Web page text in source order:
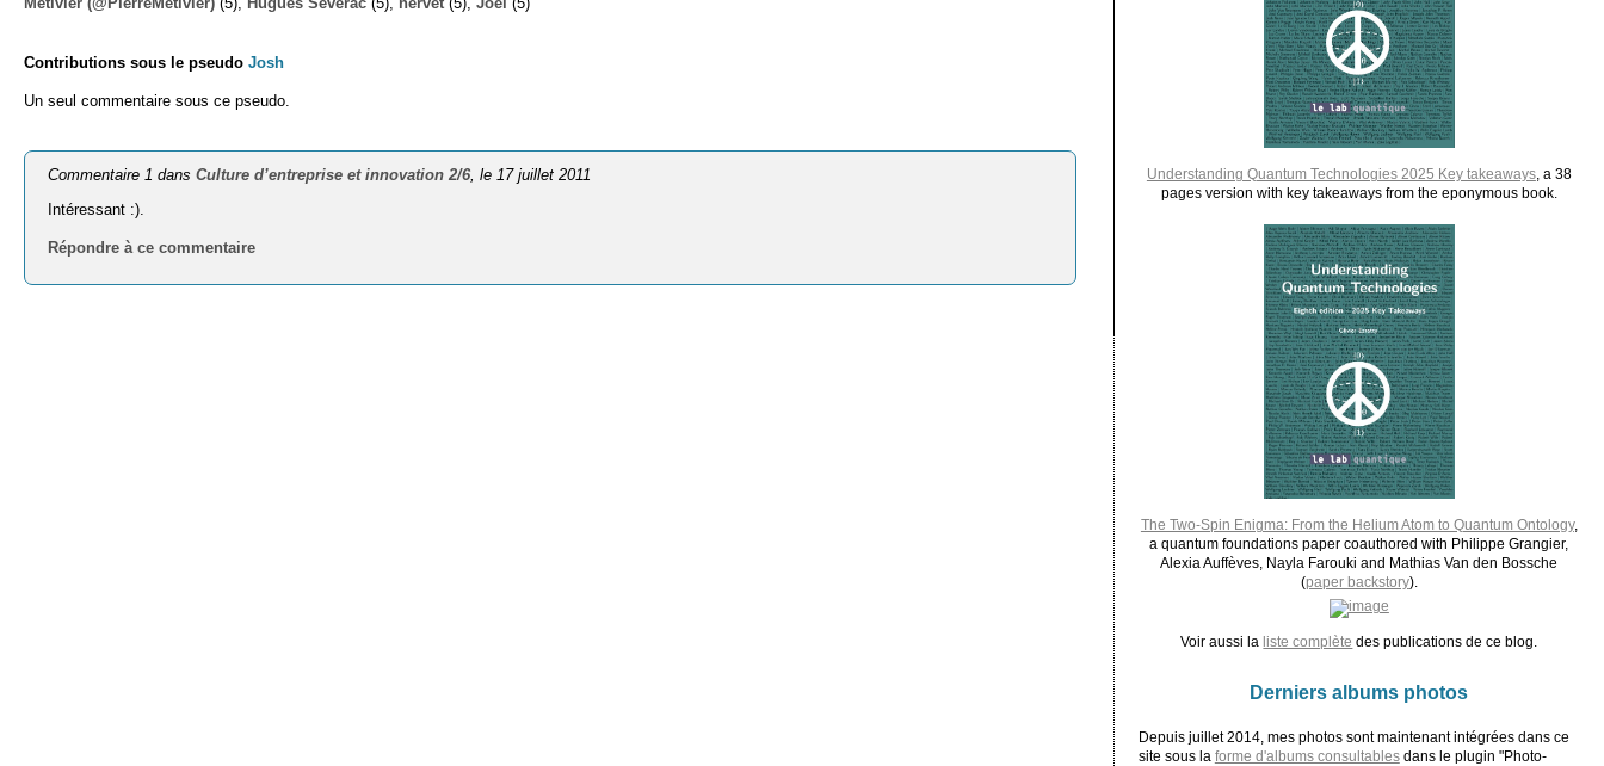
Contributions sous le pseudo Josh
Un seul commentaire sous ce pseudo.
Commentaire 1 dansCulture d’entreprise et innovation 2/6 , le 17 juillet 2011
Inté­res­sant :).
Répondre à ce commentaire
Understanding Quantum Technologies 2025 Key takeaways, a 38
pages version with key takeaways from the eponymous book.
The Two-Spin Enigma: From the Helium Atom to Quantum Ontology,
a quantum foundations paper coauthored with Philippe Grangier,
Alexia Auffèves, Nayla Farouki and Mathias Van den Bossche
(paper backstory).
Voir aussi la liste complète des publications de ce blog.
Derniers albums photos
Depuis juillet 2014, mes photos sont maintenant intégrées dans ce
site sous la forme d'albums consultablesdans le plugin "Photo-